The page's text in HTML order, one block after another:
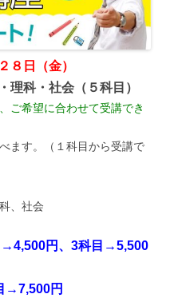
８日（金）
理科・社会（５科目）
ご希望に合わせて受講でき
ます。（１科目から受講で
、社会
円、3科目→5,500
円